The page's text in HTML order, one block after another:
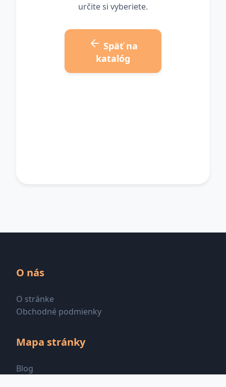
určite si vyberiete.
Späť na
katalóg
O nás
O stránke
Obchodné podmienky
Mapa stránky
Blog